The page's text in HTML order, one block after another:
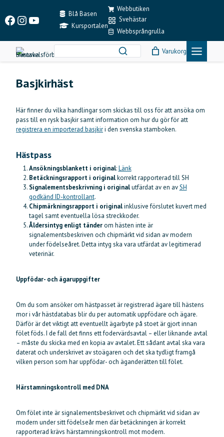
content
Facebook
Instagram
YouTubeBlå Basen
Kursportalen
Webbutiken
Svehästar
Webbsprångrulla
Varukorg
Basjkirhäst
Här finner du vilka handlingar som skickas till oss för att ansöka om
pass till en rysk basjkir samt information om hur du gör för att
registrera en importerad basjkiri den svenska stamboken.
Hästpass
Ansökningsblankett i original:Länk
Betäckningsrapport i originalkorrekt rapporterad till SH
Signalementsbeskrivning i originalutfärdat av en avSH
godkänd ID-kontrollant.
Chipmärkningsrapport i originalinklusive förslutet kuvert med
tagel samt eventuella lösa streckkoder.
Åldersintyg enligt tänderom hästen inte är
signalementsbeskriven och chipmärkt vid sidan av modern
under födelseåret. Detta intyg ska vara utfärdat av legitimerad
veterinär.
Uppfödar- och ägaruppgifter
Om du som ansöker om hästpasset är registrerad ägare till hästens
mor i vår hästdatabas blir du per automatik uppfödare och ägare.
Därför är det viktigt att eventuellt ägarbyte på stoet är gjort innan
fölet föds. I de fall det finns ett fodervärdsavtal – eller liknande avtal
– måste du skicka med en kopia av avtalet. Ett sådant avtal ska vara
daterat och underskrivet av stoägaren och det ska tydligt framgå
vilken person som har uppfödar- och äganderätten till fölet.
Härstamningskontroll med DNA
Om fölet inte är signalementsbeskrivet och chipmärkt vid sidan av
modern under sitt födelseår men där betäckningen är korrekt
rapporterad krävs härstamningskontroll mot modern.